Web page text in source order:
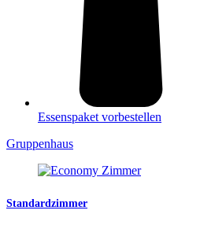
Essenspaket vorbestellen
Gruppenhaus
Standardzimmer